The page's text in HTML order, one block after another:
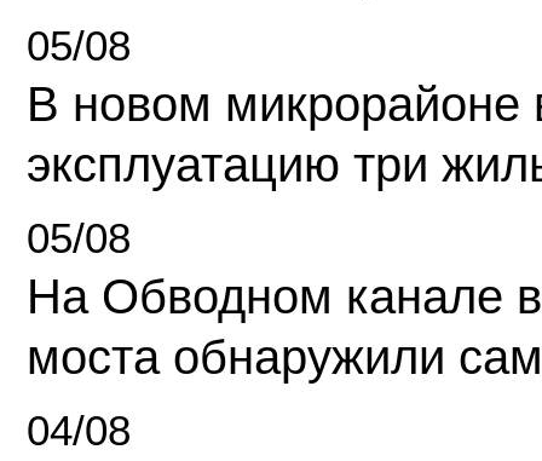
05/08
В новом микрорайоне
эксплуатацию три
05/08
На Обводном канале
моста обнаружили
04/08